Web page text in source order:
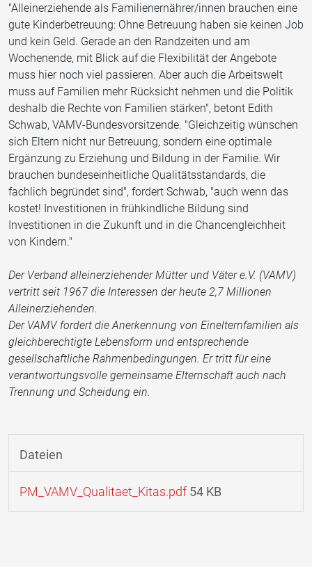
"Alleinerziehende als Familienernährer/innen brauchen eine
gute Kinderbetreuung: Ohne Betreuung haben sie keinen Job
und kein Geld. Gerade an den Randzeiten und am
Wochenende, mit Blick auf die Flexibilität der Angebote
muss hier noch viel passieren. Aber auch die Arbeitswelt
muss auf Familien mehr Rücksicht nehmen und die Politik
deshalb die Rechte von Familien stärken", betont Edith
Schwab, VAMV-Bundesvorsitzende. "Gleichzeitig wünschen
sich Eltern nicht nur Betreuung, sondern eine optimale
Ergänzung zu Erziehung und Bildung in der Familie. Wir
brauchen bundeseinheitliche Qualitätsstandards, die
fachlich begründet sind", fordert Schwab, "auch wenn das
kostet! Investitionen in frühkindliche Bildung sind
Investitionen in die Zukunft und in die Chancengleichheit
von Kindern."
Der Verband alleinerziehender Mütter und Väter e.V. (VAMV)
vertritt seit 1967 die Interessen der heute 2,7 Millionen
Alleinerziehenden.
Der VAMV fordert die Anerkennung von Einelternfamilien als
gleichberechtigte Lebensform und entsprechende
gesellschaftliche Rahmenbedingungen. Er tritt für eine
verantwortungsvolle gemeinsame Elternschaft auch nach
Trennung und Scheidung ein.
Dateien
PM_VAMV_Qualitaet_Kitas.pdf 54 KB